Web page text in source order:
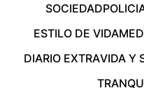
SOCIEDAD
ESTILO DE VIDA
DIARIO EXTRAVIDA Y